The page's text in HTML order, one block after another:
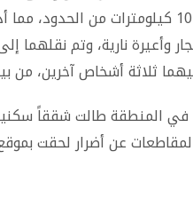
كراسيفو، على بعد حوالي 10
وأعيرة نارية، وتم
ثلاثة أشخاص آخرين، من
في المنطقة طالت شققاً
عن أضرار لحقت